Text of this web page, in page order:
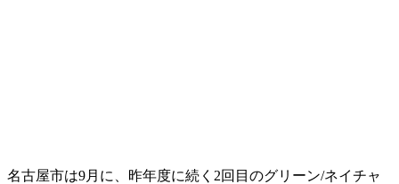
名古屋市は9月に、昨年度に続く2回目のグリーン/ネイチャ